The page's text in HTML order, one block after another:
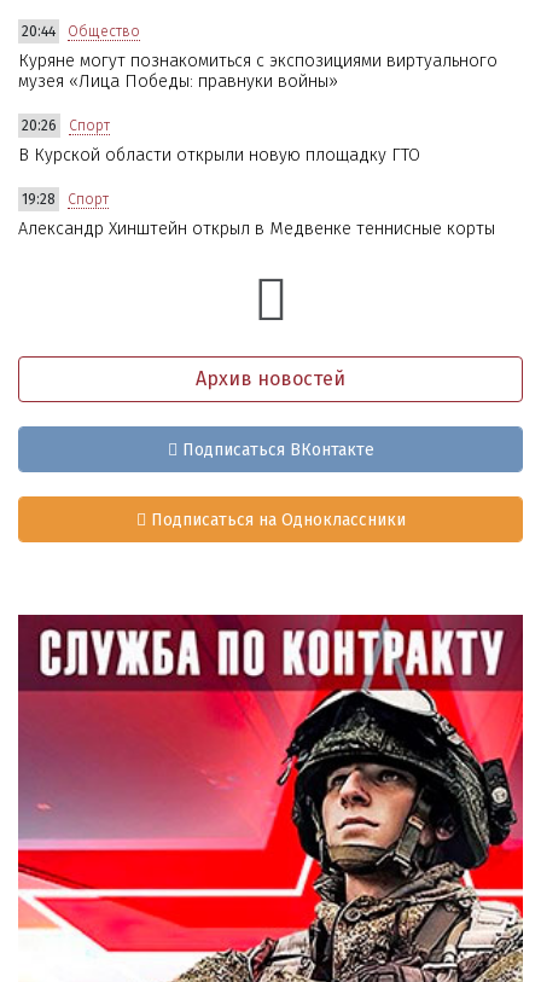
20:44 Общество
Куряне могут познакомиться с экспозициями виртуального
музея «Лица Победы: правнуки войны»
20:26 Спорт
В Курской области открыли новую площадку ГТО
19:28 Спорт
Александр Хинштейн открыл в Медвенке теннисные корты
Архив новостей
Подписаться ВКонтакте
Подписаться на Одноклассники